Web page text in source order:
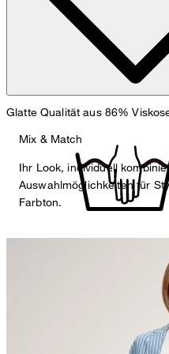
Glatte Qualität aus 86%
Mix & Match
Ihr Look, individuell
Auswahlmöglichkeiten für
Farbton.